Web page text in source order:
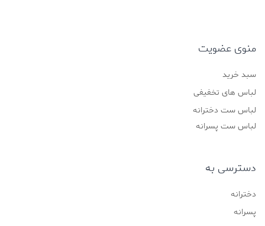
منوی عضویت
سبد خرید
لباس های تخفیفی
لباس ست دخترانه
لباس ست پسرانه
دسترسی به
دخترانه
پسرانه